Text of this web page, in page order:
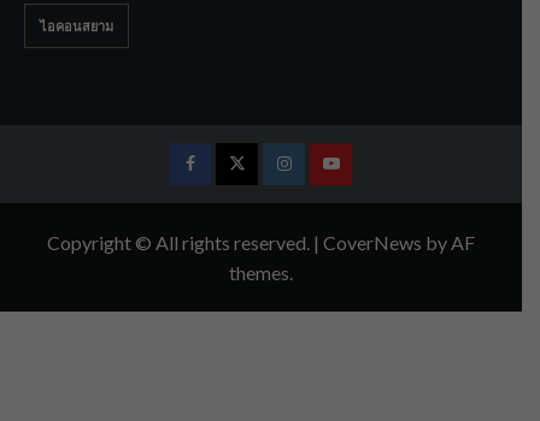
ไอคอนสยาม
FacebookTwitterInstagramYoutube
Copyright © All rights reserved. | CoverNews by AF
themes.